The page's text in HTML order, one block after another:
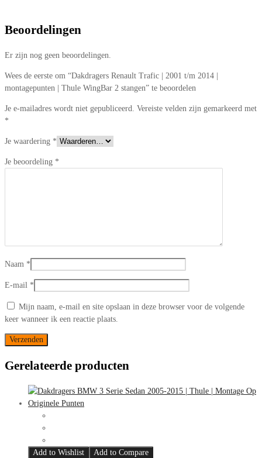
Beoordelingen
Er zijn nog geen beoordelingen.
Wees de eerste om “Dakdragers Renault Trafic | 2001 t/m 2014 |
montagepunten | Thule WingBar 2 stangen” te beoordelen
Je e-mailadres wordt niet gepubliceerd. Vereiste velden zijn gemarkeerd met
*
Je waardering *
Je beoordeling *
Naam *
E-mail *
Mijn naam, e-mail en site opslaan in deze browser voor de volgende
keer wanneer ik een reactie plaats.
Gerelateerde producten
Add to Wishlist
Add to Compare